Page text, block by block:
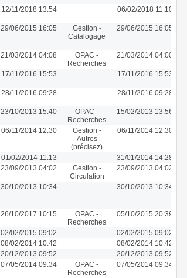
12/11/2018 13:54 06/02/2018 11:10
29/06/2015 16:05
Gestion -
Catalogage
29/06/2015 16:05
21/03/2014 04:08
OPAC -
Recherches
21/03/2014 04:00
17/11/2016 15:53 17/11/2016 15:53
28/11/2016 09:28 28/11/2016 09:28
23/10/2013 15:40
OPAC -
Recherches
15/02/2013 13:56
06/11/2014 12:30
Gestion -
Autres
(précisez)
06/11/2014 12:30
01/02/2014 11:13
31/01/2014 14:28
23/09/2013 04:02
Gestion -
Circulation
23/09/2013 04:02
30/10/2013 10:34 30/10/2013 10:34
26/10/2017 10:15
OPAC -
Recherches
05/10/2015 20:39
02/02/2015 09:02
02/02/2015 09:02
08/02/2014 10:42
08/02/2014 10:42
20/12/2013 09:52
20/12/2013 09:52
07/05/2014 09:34
OPAC -
Recherches
07/05/2014 09:34